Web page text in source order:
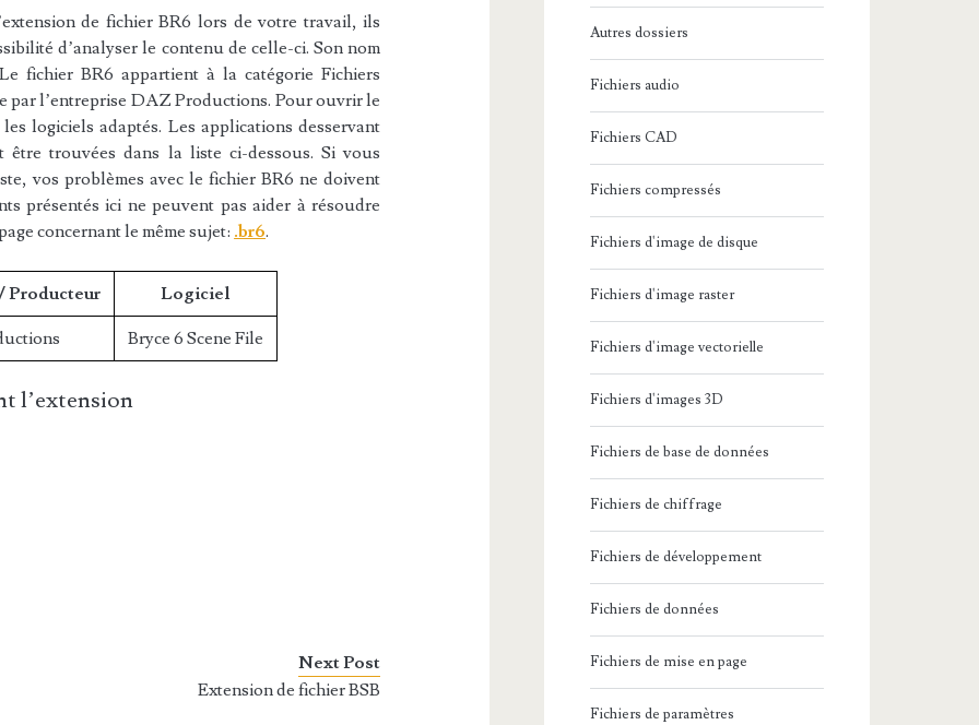
de fichier BR6 lors de votre travail, ils
d’analyser le contenu de celle-ci. Son nom
fichier BR6 appartient à la catégorie Fichiers
par l’entreprise DAZ Productions. Pour ouvrir le
logiciels adaptés. Les applications desservant
être trouvées dans la liste ci-dessous. Si vous
vos problèmes avec le fichier BR6 ne doivent
présentés ici ne peuvent pas aider à résoudre
concernant le même sujet: .br6.
Producteur Logiciel
Bryce 6 Scene File
l’extension
Next Post
Extension de fichier BSB
Autres dossiers
Fichiers audio
Fichiers CAD
Fichiers compressés
Fichiers d'image de disque
Fichiers d'image raster
Fichiers d'image vectorielle
Fichiers d'images 3D
Fichiers de base de données
Fichiers de chiffrage
Fichiers de développement
Fichiers de données
Fichiers de mise en page
Fichiers de paramètres